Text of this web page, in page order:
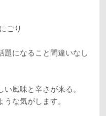
ごり
題になること間違いなし
風味と辛さが来る。
な気がします。